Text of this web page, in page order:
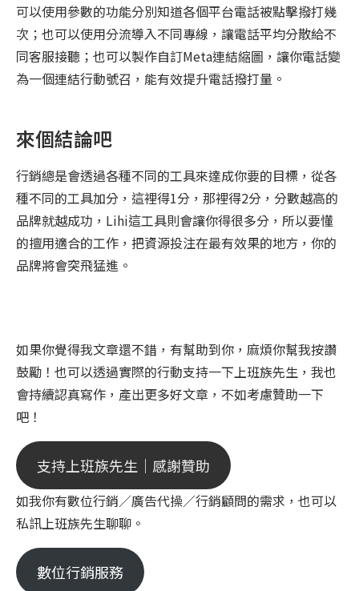
可以使用參數的功能分別知道各個平台電話被點擊撥打幾
次；也可以使用分流導入不同專線，讓電話平均分散給不
同客服接聽；也可以製作自訂Meta連結縮圖，讓你電話變
為一個連結行動號召，能有效提升電話撥打量。
來個結論吧
行銷總是會透過各種不同的工具來達成你要的目標，從各
種不同的工具加分，這裡得1分，那裡得2分，分數越高的
品牌就越成功，Lihi這工具則會讓你得很多分，所以要懂
的擅用適合的工作，把資源投注在最有效果的地方，你的
品牌將會突飛猛進。
如果你覺得我文章還不錯，有幫助到你，麻煩你幫我按讚
鼓勵！也可以透過實際的行動支持一下上班族先生，我也
會持續認真寫作，產出更多好文章，不如考慮贊助一下
吧！
支持上班族先生｜感謝贊助
如我你有數位行銷／廣告代操／行銷顧問的需求，也可以
私訊上班族先生聊聊。
數位行銷服務